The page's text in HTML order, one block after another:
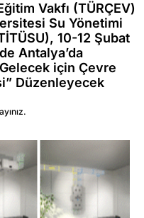
Vakfı (TÜRÇEV)
Su Yönetimi
10-12 Şubat
Antalya’da
için Çevre
Düzenleyecek